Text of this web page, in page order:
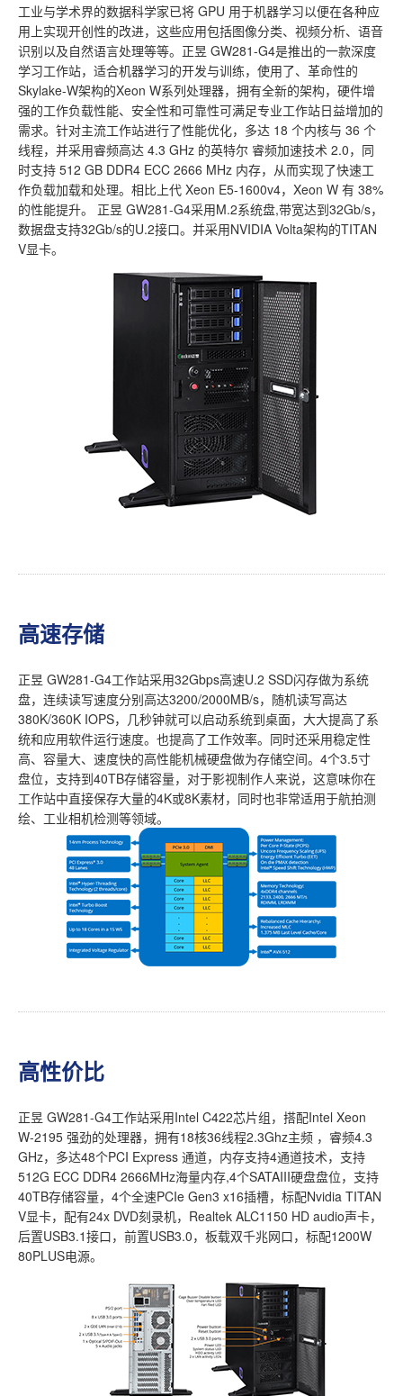
工业与学术界的数据科学家已将 GPU 用于机器学习以便在各种应
用上实现开创性的改进，这些应用包括图像分类、视频分析、语音
识别以及自然语言处理等等。正昱 GW281-G4是推出的一款深度
学习工作站，适合机器学习的开发与训练，使用了、革命性的
Skylake-W架构的Xeon W系列处理器，拥有全新的架构，硬件增
强的工作负载性能、安全性和可靠性可满足专业工作站日益增加的
需求。针对主流工作站进行了性能优化，多达 18 个内核与 36 个
线程，并采用睿频高达 4.3 GHz 的英特尔 睿频加速技术 2.0，同
时支持 512 GB DDR4 ECC 2666 MHz 内存，从而实现了快速工
作负载加载和处理。相比上代 Xeon E5-1600v4，Xeon W 有 38%
的性能提升。 正昱 GW281-G4采用M.2系统盘,带宽达到32Gb/s，
数据盘支持32Gb/s的U.2接口。并采用NVIDIA Volta架构的TITAN
V显卡。
高速存储
正昱 GW281-G4工作站采用32Gbps高速U.2 SSD闪存做为系统
盘，连续读写速度分别高达3200/2000MB/s，随机读写高达
380K/360K IOPS，几秒钟就可以启动系统到桌面，大大提高了系
统和应用软件运行速度。也提高了工作效率。同时还采用稳定性
高、容量大、速度快的高性能机械硬盘做为存储空间。4个3.5寸
盘位，支持到40TB存储容量，对于影视制作人来说，这意味你在
工作站中直接保存大量的4K或8K素材，同时也非常适用于航拍测
绘、工业相机检测等领域。
高性价比
正昱 GW281-G4工作站采用Intel C422芯片组，搭配Intel Xeon
W-2195 强劲的处理器，拥有18核36线程2.3Ghz主频 ，睿频4.3
GHz，多达48个PCI Express 通道，内存支持4通道技术，支持
512G ECC DDR4 2666MHz海量内存,4个SATAIII硬盘盘位，支持
40TB存储容量，4个全速PCIe Gen3 x16插槽，标配Nvidia TITAN
V显卡，配有24x DVD刻录机，Realtek ALC1150 HD audio声卡，
后置USB3.1接口，前置USB3.0，板载双千兆网口，标配1200W
80PLUS电源。